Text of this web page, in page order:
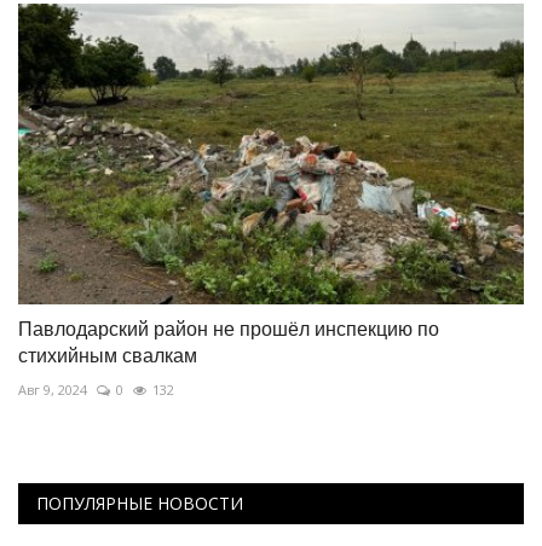
Павлодарский район не прошёл инспекцию по
стихийным свалкам
Авг 9, 2024 0 132
ПОПУЛЯРНЫЕ НОВОСТИ